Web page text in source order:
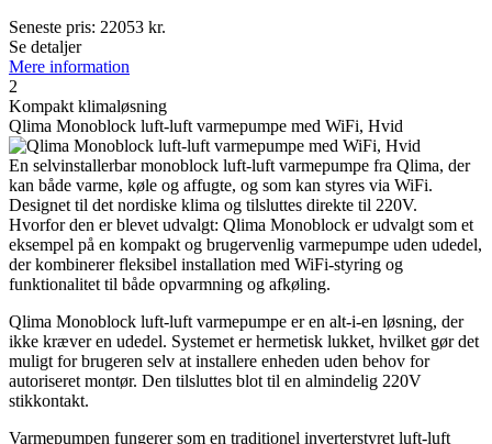
Seneste pris: 22053 kr.
Se detaljer
Mere information
2
Kompakt klima­løsning
Qlima Monoblock luft-luft varmepumpe med WiFi, Hvid
En selvinstallerbar monoblock luft-luft varmepumpe fra Qlima, der
kan både varme, køle og affugte, og som kan styres via WiFi.
Designet til det nordiske klima og tilsluttes direkte til 220V.
Hvorfor den er blevet udvalgt: Qlima Monoblock er udvalgt som et
eksempel på en kompakt og brugervenlig varmepumpe uden udedel,
der kombinerer fleksibel installation med WiFi-styring og
funktionalitet til både opvarmning og afkøling.
Qlima Monoblock luft-luft varmepumpe er en alt-i-en løsning, der
ikke kræver en udedel. Systemet er hermetisk lukket, hvilket gør det
muligt for brugeren selv at installere enheden uden behov for
autoriseret montør. Den tilsluttes blot til en almindelig 220V
stikkontakt.
Varmepumpen fungerer som en traditionel inverterstyret luft-luft